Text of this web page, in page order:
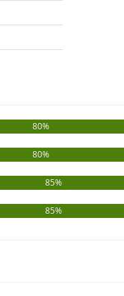
80%
80%
85%
85%